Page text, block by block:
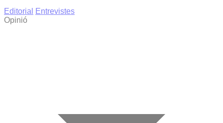
Editorial
Entrevistes
Opinió